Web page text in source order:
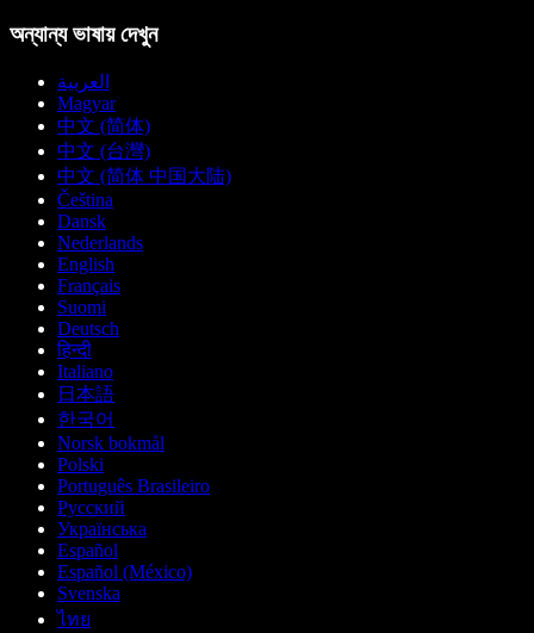
অন্যান্য ভাষায় দেখুন
العربية
Magyar
中文 (简体)
中文 (台灣)
中文 (简体 中国大陆)
Čeština
Dansk
Nederlands
English
Français
Suomi
Deutsch
हिन्दी
Italiano
日本語
한국어
Norsk bokmål
Polski
Português Brasileiro
Русский
Українська
Español
Español (México)
Svenska
ไทย